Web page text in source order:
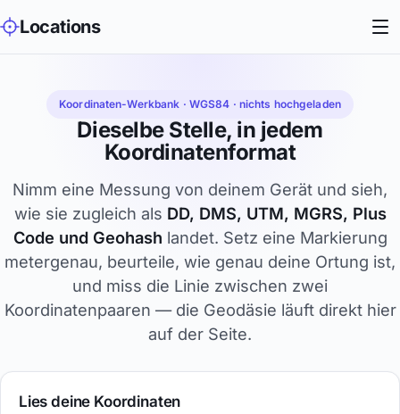
Locations
Koordinaten-Werkbank · WGS84 · nichts hochgeladen
Dieselbe Stelle, in jedem
Koordinatenformat
Nimm eine Messung von deinem Gerät und sieh,
wie sie zugleich als DD, DMS, UTM, MGRS, Plus
Code und Geohash landet. Setz eine Markierung
metergenau, beurteile, wie genau deine Ortung ist,
und miss die Linie zwischen zwei
Koordinatenpaaren — die Geodäsie läuft direkt hier
auf der Seite.
Lies deine Koordinaten